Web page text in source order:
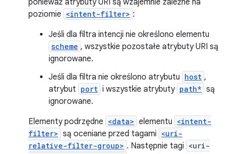
ponieważ atrybuty URI są wzajemnie zależne na
poziomie <intent-filter> :
Jeśli dla filtra intencji nie określono elementu
scheme , wszystkie pozostałe atrybuty URI są
ignorowane.
Jeśli dla filtra nie określono atrybutu host ,
atrybut port i wszystkie atrybuty path* są
ignorowane.
Elementy podrzędne <data> elementu <intent-
filter> są oceniane przed tagami <uri-
relative-filter-group> . Następnie tagi <uri-